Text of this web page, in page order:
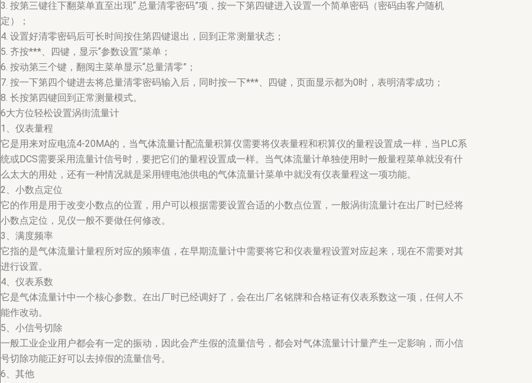
3. 按第三键往下翻菜单直至出现“ 总量清零密码”项，按一下第四键进入设置一个简单密码（密码由客户随机
定）；
4. 设置好清零密码后可长时间按住第四键退出，回到正常测量状态；
5. 齐按***、四键，显示“参数设置”菜单；
6. 按动第三个键，翻阅主菜单显示“总量清零”；
7. 按一下第四个键进去将总量清零密码输入后，同时按一下***、四键，页面显示都为0时，表明清零成功；
8. 长按第四键回到正常测量模式。
6大方位轻松设置涡街流量计
1、仪表量程
它是用来对应电流4-20MA的，当气体流量计配流量积算仪需要将仪表量程和积算仪的量程设置成一样，当PLC系
统或DCS需要采用流量计信号时，要把它们的量程设置成一样。当气体流量计单独使用时一般量程菜单就没有什
么太大的用处，还有一种情况就是采用锂电池供电的气体流量计菜单中就没有仪表量程这一项功能。
2、小数点定位
它的作用是用于改变小数点的位置，用户可以根据需要设置合适的小数点位置，一般涡街流量计在出厂时已经将
小数点定位，见仪一般不要做任何修改。
3、满度频率
它指的是气体流量计量程所对应的频率值，在早期流量计中需要将它和仪表量程设置对应起来，现在不需要对其
进行设置。
4、仪表系数
它是气体流量计中一个核心参数。在出厂时已经调好了，会在出厂名铭牌和合格证有仪表系数这一项，任何人不
能作改动。
5、小信号切除
一般工业企业用户都会有一定的振动，因此会产生假的流量信号，都会对气体流量计计量产生一定影响，而小信
号切除功能正好可以去掉假的流量信号。
6、其他